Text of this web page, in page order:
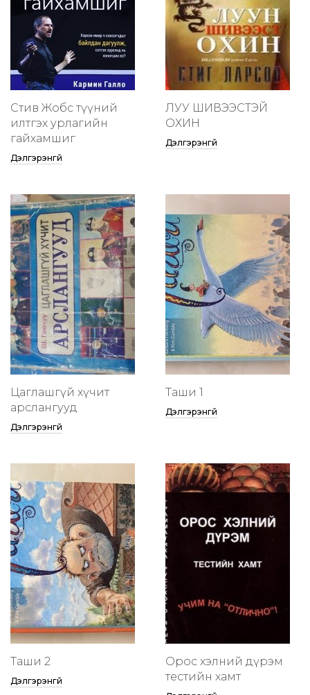
Стив Жобс түүний
илтгэх урлагийн
гайхамшиг
Дэлгэрэнгүй
ЛУУ ШИВЭЭСТЭЙ
ОХИН
Дэлгэрэнгүй
Цаглашгүй хүчит
арслангууд
Дэлгэрэнгүй
Таши 1
Дэлгэрэнгүй
Таши 2
Дэлгэрэнгүй
Орос хэлний дүрэм
тестийн хамт